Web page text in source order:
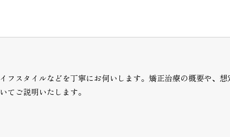
フスタイルなどを丁寧にお伺いします。矯正治療の概要や、想
てご説明いたします。